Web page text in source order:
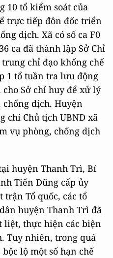
10 tổ kiểm soát của
trực tiếp đôn đốc triển
dịch. Xã có số ca F0
ca đã thành lập Sở Chỉ
chỉ đạo khống chế
1 tổ tuần tra lưu động
Sở chỉ huy để xử lý
chống dịch. Huyện
chí Chủ tịch UBND xã
vụ phòng, chống dịch
huyện Thanh Trì, Bí
Tiến Dũng cấp ủy
Tổ quốc, các tổ
huyện Thanh Trì đã
liệt, thực hiện các biện
Tuy nhiên, trong quá
lộ một số hạn chế